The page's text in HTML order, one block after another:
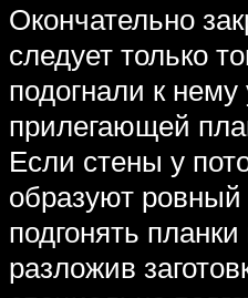
Окончательно
следует только
подогнали к нему
прилегающей
Если стены у
образуют ровный
подгонять
разложив